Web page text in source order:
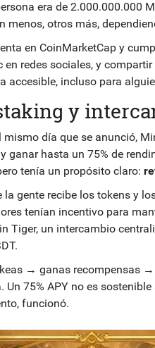
era de 2.000.000.000
menos, otros más,
en CoinMarketCap y
redes sociales, y
accesible, incluso para
y
mismo día que se anunció,
hasta un 75% de
tenía un propósito claro:
gente recibe los tokens y
tenían incentivo para
Tiger, un intercambio
→ ganas recompensas
75% APY no es
funcionó.